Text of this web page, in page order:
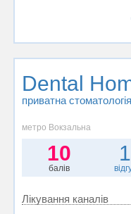
Dental
приватна стоматологія
метро Вокзальна
10
балів
1
Лікування каналів